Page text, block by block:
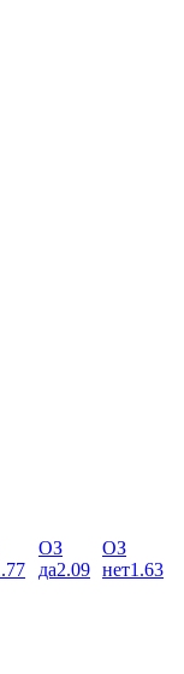
ОЗ
да2.09
ОЗ
нет1.63